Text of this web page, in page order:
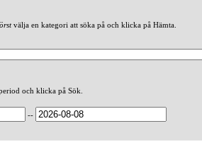
välja en kategori att söka på och klicka på Hämta.
och klicka på Sök.
--